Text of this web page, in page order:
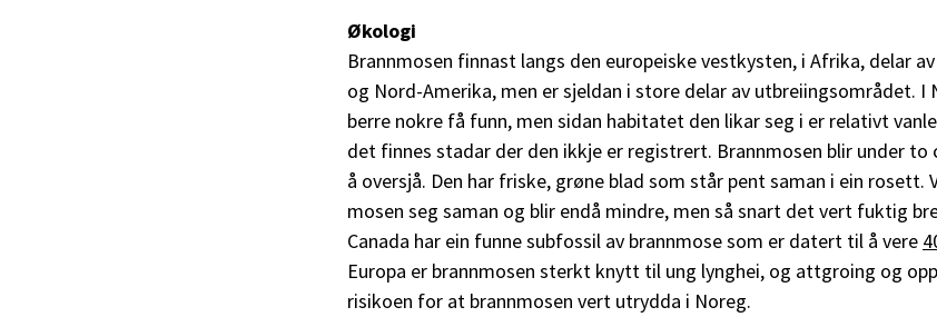
Økologi
Brannmosen finnast langs den europeiske vestkysten, i Afrika, delar
og Nord-Amerika, men er sjeldan i store delar av utbreiingsområdet. I
berre nokre få funn, men sidan habitatet den likar seg i er relativt
det finnes stadar der den ikkje er registrert. Brannmosen blir under
å oversjå. Den har friske, grøne blad som står pent saman i ein
mosen seg saman og blir endå mindre, men så snart det vert fuktig
Canada har ein funne subfossil av brannmose som er datert til å vere
Europa er brannmosen sterkt knytt til ung lynghei, og attgroing og
risikoen for at brannmosen vert utrydda i Noreg.